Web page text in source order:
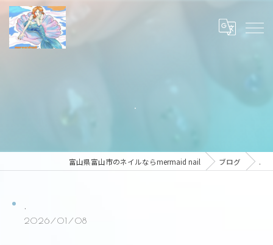
.
富山県富山市のネイルならmermaid nail ブログ .
.
2026/01/08